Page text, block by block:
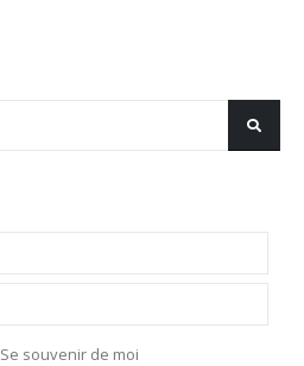
Se souvenir de moi